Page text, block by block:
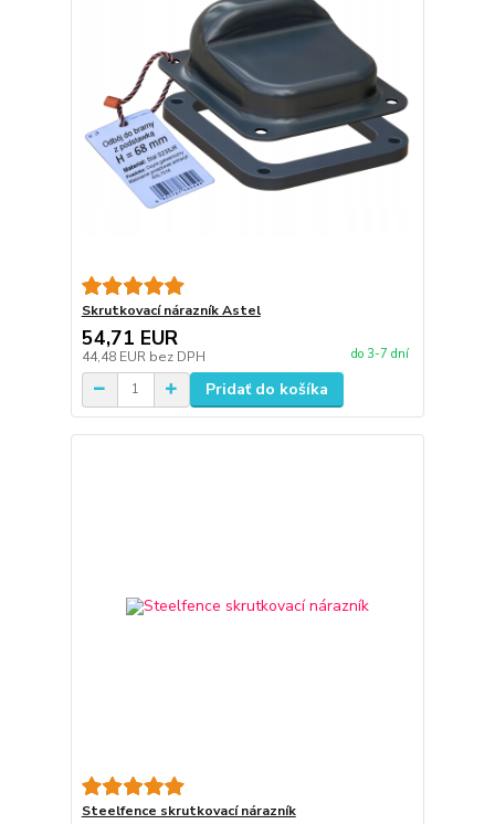
Skrutkovací nárazník Astel
54,71 EUR
44,48 EUR bez DPH do 3-7 dní
Pridať do košíka
Steelfence skrutkovací nárazník